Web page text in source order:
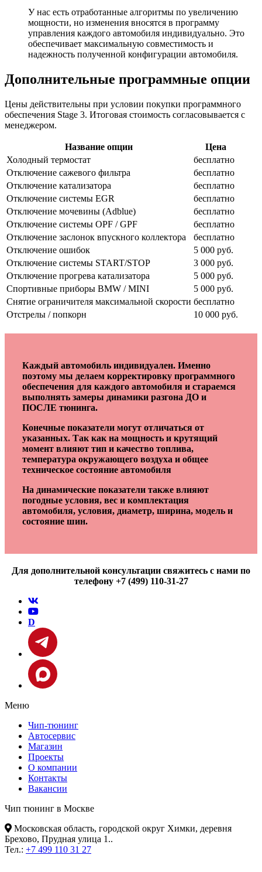
У нас есть отработанные алгоритмы по увеличению
мощности, но изменения вносятся в программу
управления каждого автомобиля индивидуально. Это
обеспечивает максимальную совместимость и
надежность полученной конфигурации автомобиля.
Дополнительные программные опции
Цены действительны при условии покупки программного
обеспечения Stage 3. Итоговая стоимость согласовывается с
менеджером.
Название опции
Цена
Холодный термостат
бесплатно
Отключение сажевого фильтра
бесплатно
Отключение катализатора
бесплатно
Отключение системы EGR
бесплатно
Отключение мочевины (Adblue)
бесплатно
Отключение системы OPF / GPF
бесплатно
Отключение заслонок впускного коллектора
бесплатно
Отключение ошибок
5 000 руб.
Отключение системы START/STOP
3 000 руб.
Отключение прогрева катализатора
5 000 руб.
Спортивные приборы BMW / MINI
5 000 руб.
Снятие ограничителя максимальной скорости бесплатно
Отстрелы / попкорн
10 000 руб.
Каждый автомобиль индивидуален. Именно
поэтому мы делаем корректировку программного
обеспечения для каждого автомобиля и стараемся
выполнять замеры динамики разгона ДО и
ПОСЛЕ тюнинга.
Конечные показатели могут отличаться от
указанных. Так как на мощность и крутящий
момент влияют тип и качество топлива,
температура окружающего воздуха и общее
техническое состояние автомобиля
На динамические показатели также влияют
погодные условия, вес и комплектация
автомобиля, условия, диаметр, ширина, модель и
состояние шин.
Для дополнительной консультации свяжитесь с нами по
телефону +7 (499) 110-31-27
D
Меню
Чип-тюнинг
Автосервис
Магазин
Проекты
О компании
Контакты
Вакансии
Чип тюнинг в Москве
Московская область, городской округ Химки, деревня
Брехово, Прудная улица 1..
Тел.: +7 499 110 31 27